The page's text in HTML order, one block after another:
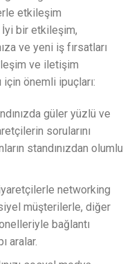
etkileşim
İyi bir etkileşim,
ve yeni iş fırsatları
ve iletişim
için önemli ipuçları:
güler yüzlü ve
sorularını
standınızdan olumlu
networking
müşterilerle, diğer
bağlantı
aralar.